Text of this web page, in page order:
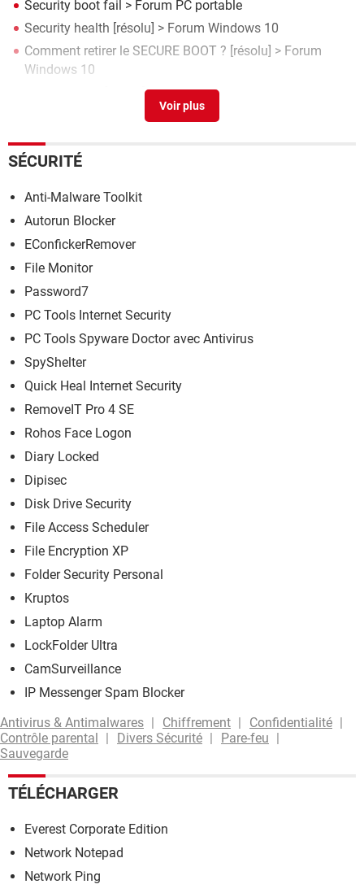
Security boot fail > Forum PC portable
Security health [résolu] > Forum Windows 10
Comment retirer le SECURE BOOT ? [résolu] > Forum
Windows 10
[résolu] >Forum Réseaux sociaux
SÉCURITÉ
Anti-Malware Toolkit
Autorun Blocker
EConfickerRemover
File Monitor
Password7
PC Tools Internet Security
PC Tools Spyware Doctor avec Antivirus
SpyShelter
Quick Heal Internet Security
RemoveIT Pro 4 SE
Rohos Face Logon
Diary Locked
Dipisec
Disk Drive Security
File Access Scheduler
File Encryption XP
Folder Security Personal
Kruptos
Laptop Alarm
LockFolder Ultra
CamSurveillance
IP Messenger Spam Blocker
Antivirus & Antimalwares
Chiffrement
Confidentialité
Contrôle parental
Divers Sécurité
Pare-feu
Sauvegarde
TÉLÉCHARGER
Everest Corporate Edition
Network Notepad
Network Ping